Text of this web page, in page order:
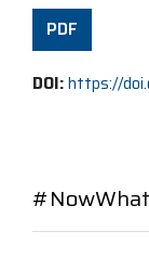
PDF
DOI:https://